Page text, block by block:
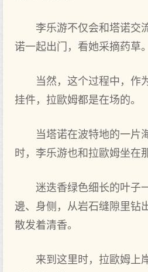
李乐游不仅会和塔诺交
诺一起出门，看‌她采摘药草。
当然，这个过程中‌，作
挂件，拉歐姆都是在场的。
当塔诺在波特地的一片
时，李乐游也和拉歐姆坐在
迷迭香绿色细长‌的叶子
邊、身侧，从岩石缝隙里钻
散发着清香。
来到这里时，拉歐姆上